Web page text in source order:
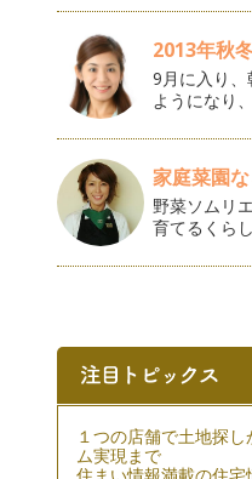
2013年秋
9月に入り
ようになり
家庭菜園
野菜ソムリ
育てるくら
１つの店舗で土地探
ム実現まで